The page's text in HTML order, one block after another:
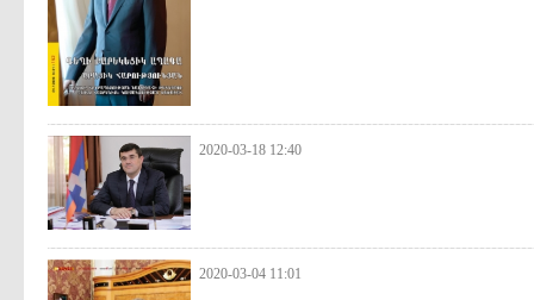
2020-03-18 12:40
2020-03-04 11:01